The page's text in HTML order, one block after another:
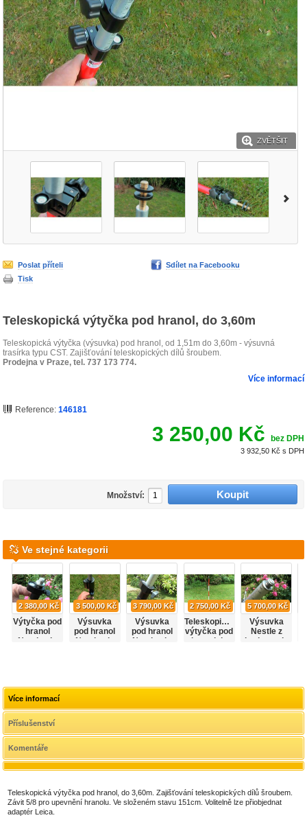
ZVĚTŠIT
Poslat příteli
Sdílet na Facebooku
Tisk
Teleskopická výtyčka pod hranol, do 3,60m
Teleskopická výtyčka (výsuvka) pod hranol, od 1,51m do 3,60m - výsuvná
trasírka typu CST. Zajišťování teleskopických dílů šroubem.
Prodejna v Praze, tel. 737 173 774.
Více informací
Reference: 146181
3 250,00 Kč bez DPH
3 932,50 Kč s DPH
Množství:
Ve stejné kategorii
2 380,00 Kč
Výtyčka pod
hranol
Nestle, do
3 500,00 Kč
Výsuvka
pod hranol
Nestle, do
3 790,00 Kč
Výsuvka
pod hranol
Nestle, do
2 750,00 Kč
Teleskopická
výtyčka pod
hranol do
5 700,00 Kč
Výsuvka
Nestle z
karbonu do
Více informací
Příslušenství
Komentáře
Teleskopická výtyčka pod hranol, do 3,60m. Zajišťování teleskopických dílů šroubem.
Závit 5/8 pro upevnění hranolu. Ve složeném stavu 151cm. Volitelně lze přiobjednat
adaptér Leica.